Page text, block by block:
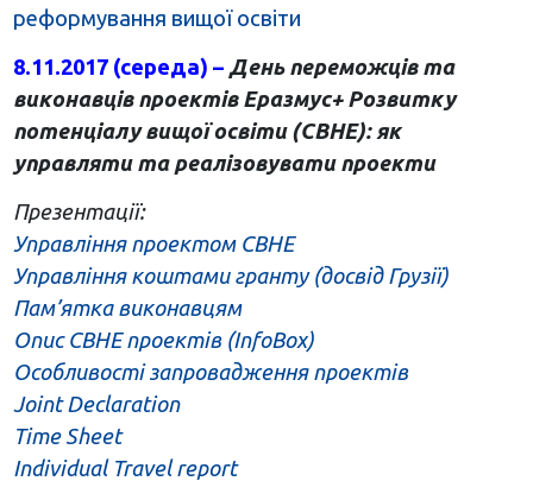
реформування вищої освіти
8.11.2017 (середа) – День переможців та
виконавців проектів Еразмус+ Розвитку
потенціалу вищої освіти (CBHE): як
управляти та реалізовувати проекти
Презентації:
Управління проектом СВНЕ
Управління коштами гранту (досвід Грузії)
Пам’ятка виконавцям
Опис CBHE проектів (InfoBox)
Особливості запровадження проектів
Joint Declaration
Time Sheet
Individual Travel report